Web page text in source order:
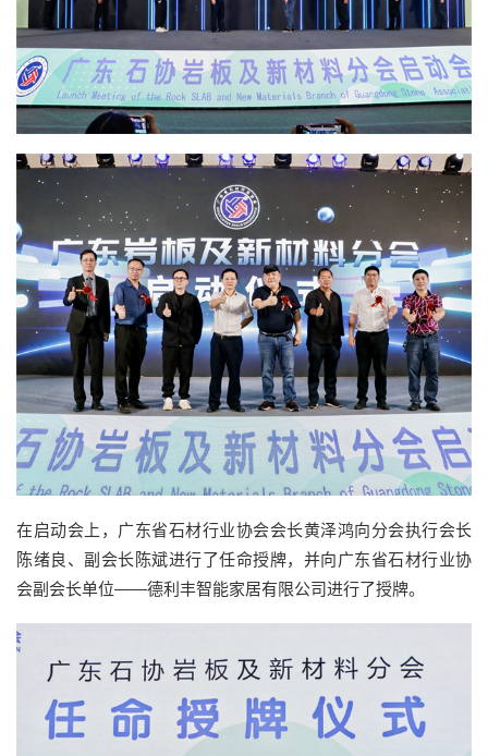
在启动会上，广东省石材行业协会会长黄泽鸿向分会执行会长
陈绪良、副会长陈斌进行了任命授牌，并向广东省石材行业协
会副会长单位——德利丰智能家居有限公司进行了授牌。